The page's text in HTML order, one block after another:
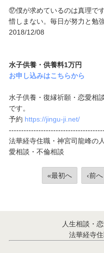
⑰僕が求めているのは真理で
惜しまない。毎日が努力と勉
2018/12/08
水子供養・供養料1万円
お申し込みはこちらから
水子供養・復縁祈願・恋愛相
です。
予約 https://jingu-ji.net/
法華経寺住職・神宮司龍峰の
愛相談・不倫相談
«最初へ ‹前へ
人生相談・
法華経寺